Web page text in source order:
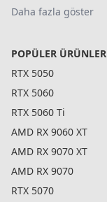
Daha fazla göster
POPÜLER ÜRÜNLER
RTX 5050
RTX 5060
RTX 5060 Ti
AMD RX 9060 XT
AMD RX 9070 XT
AMD RX 9070
RTX 5070